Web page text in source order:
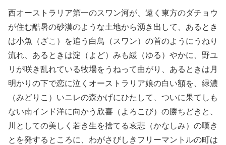
西オーストラリア第一のスワン河が、遠く東方のダチョウ
が住む酷暑の砂漠のような土地から湧き出して、あるとき
は小魚（ざこ）を追う白鳥（スワン）の首のようにうねり
流れ、あるときは淀（よど）みも緩（ゆる）やかに、野ユ
リが咲き乱れている牧場をうねって曲がり、あるときは月
明かりの下で恋に泣くオーストラリア娘の白い額を、緑濃
（みどりこ）いニレの森かげにひたして、ついに果てしも
ない南インド洋に向かう欣喜（よろこび）の勝ちどきと、
川としての美しく若き生を捨てる哀悲（かなしみ）の嘆き
とを発するところに、わがさびしきフリーマントルの町は